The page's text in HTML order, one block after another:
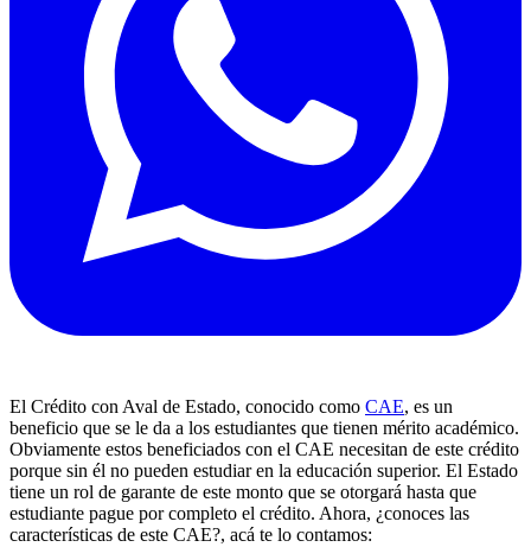
El Crédito con Aval de Estado, conocido como CAE, es un
beneficio que se le da a los estudiantes que tienen mérito académico.
Obviamente estos beneficiados con el CAE necesitan de este crédito
porque sin él no pueden estudiar en la educación superior. El Estado
tiene un rol de garante de este monto que se otorgará hasta que
estudiante pague por completo el crédito. Ahora, ¿conoces las
características de este CAE?, acá te lo contamos: